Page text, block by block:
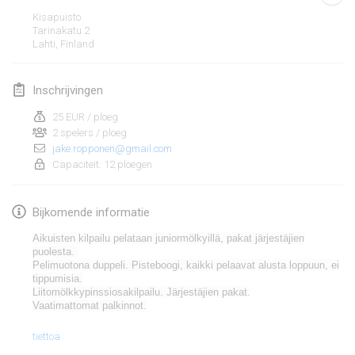
Kisapuisto
Tarinakatu 2
Lahti Finland
Inschrijvingen
25 EUR / ploeg
2 spelers / ploeg
jake.ropponen@gmail.com
Capaciteit: 12 ploegen
Bijkomende informatie
Aikuisten kilpailu pelataan juniormölkyillä , pakat järjestäjien
puolesta.
Pelimuotona duppeli. Pisteboogi , kaikki pelaavat alusta loppuun, ei
tippumisia.
Liitomölkkypinssiosakilpailu. Järjestäjien pakat.
Vaatimattomat palkinnot.
tiettoa
Tournoi d'Hiver
Tournoi de Mölkky - Lesfous Dubâtonvaigeois
25 jan. 2020|Frankrijk
februari 2020
1 feb. 2020|België
Möl'Krêpes
1 feb. 2020|Frankrijk
Liekki Cup